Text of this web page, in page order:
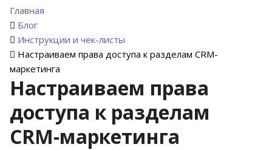
Главная
Блог
Инструкции и чек-листы
Настраиваем права доступа к разделам CRM-
маркетинга
Настраиваем права
доступа к разделам
CRM-маркетинга